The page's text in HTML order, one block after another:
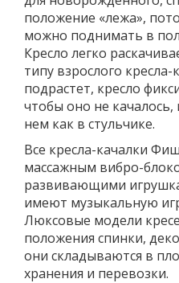
положение «лежа»,
можно поднимать в
Кресло легко
типу взрослого
подрастет, кресло
чтобы оно не
нем как в стульчике.
Все кресла-качалки
массажным вибро-
развивающими
имеют музыкальную
Люксовые модели
положения спинки,
они складываются в
хранения и перевозки.